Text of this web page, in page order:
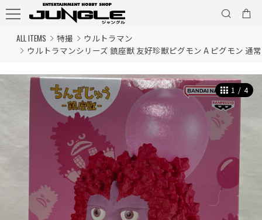
ALL ITEMS 特撮
ウルトラマン
ウルトラマンシリーズ 鎮座獣 友好珍獣ピグモン A ピグモン 通
1 / 4